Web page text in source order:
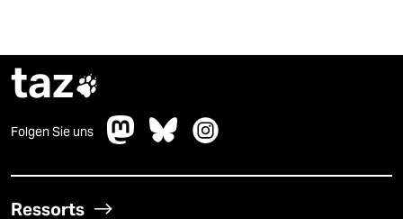
taz
Folgen Sie uns
Ressorts